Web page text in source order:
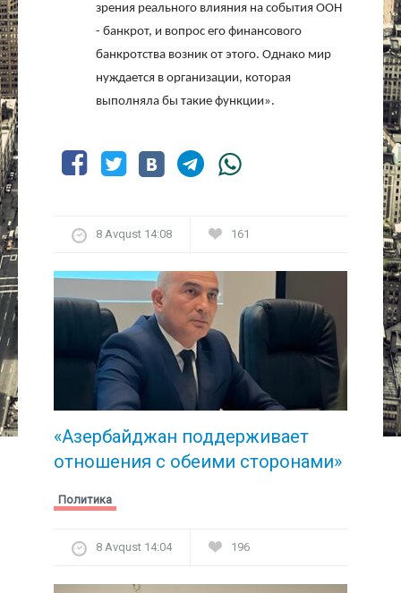
зрения реального влияния на события ООН
- банкрот, и вопрос его финансового
банкротства возник от этого. Однако мир
нуждается в организации, которая
выполняла бы такие функции».
8 Avqust 14:08 161
«Азербайджан поддерживает
отношения с обеими сторонами»
Политика
8 Avqust 14:04 196